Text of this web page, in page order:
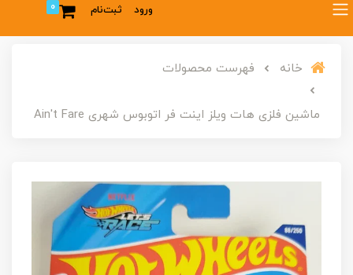
ورود ثبت‌نام 0
خانه فهرست محصولات
ماشین فلزی هات ویلز اینت فر اتوبوس شهری Ain't Fare